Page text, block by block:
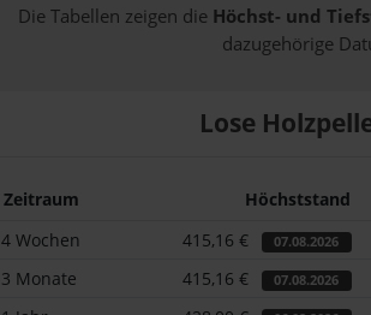
Die Tabellen zeigen die Höchst- und
dazugehörige
Lose
Zeitraum Höchststand
4 Wochen
415,16 € 07.08.2026
3 Monate 415,16 € 07.08.2026